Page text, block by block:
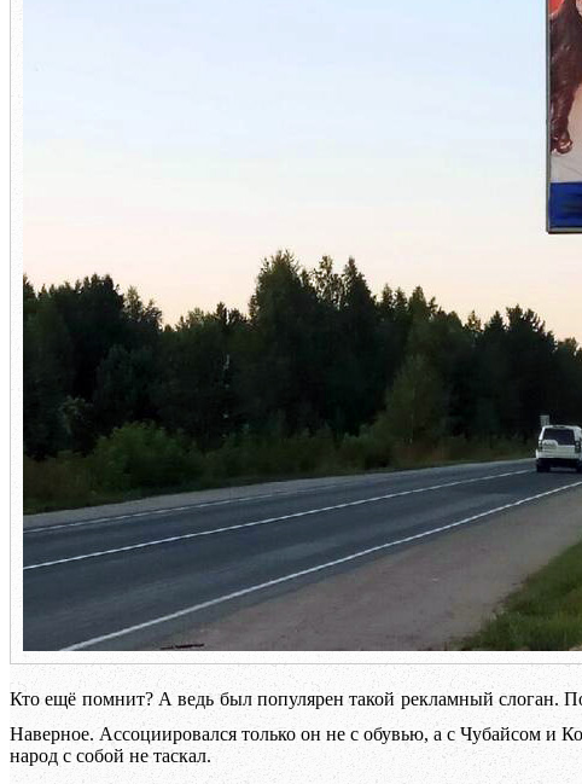
Кто ещё помнит? А ведь был популярен такой рекламный слоган.
Наверное. Ассоциировался только он не с обувью, а с Чубайсом и Ко
народ с собой не таскал.